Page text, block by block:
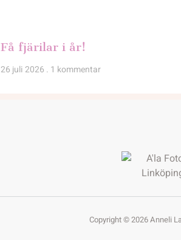
Få fjärilar i år!
26 juli 2026 1 kommentar
Copyright © 2026 Anneli